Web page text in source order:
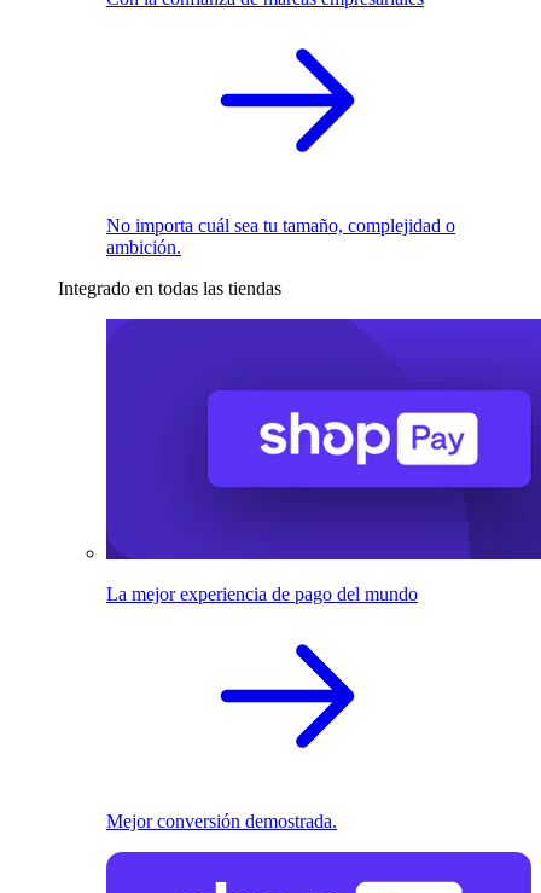
No importa cuál sea tu tamaño, complejidad o
ambición.
Integrado en todas las tiendas
La mejor experiencia de pago del mundo
Mejor conversión demostrada.